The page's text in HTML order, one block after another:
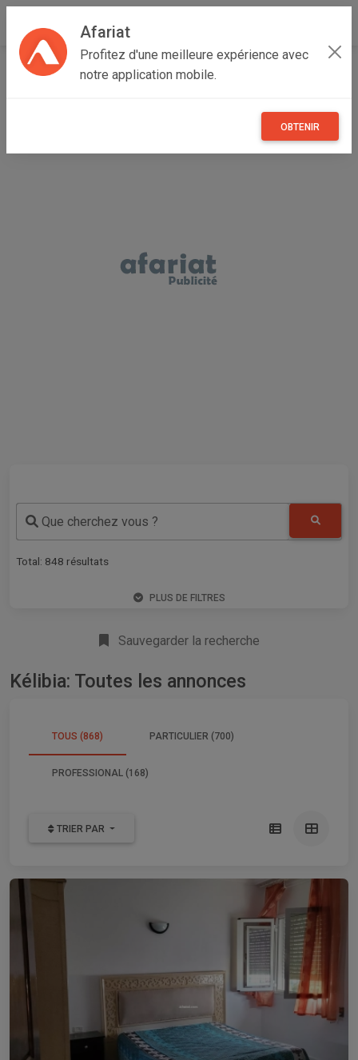
Afariat
Profitez d'une meilleure expérience avec
notre application mobile.
OBTENIR
Accueil Recherche Cap bon - Sahel
Que cherchez vous ?
Total: 848 résultats
PLUS DE FILTRES
Sauvegarder la recherche
Kélibia: Toutes les annonces
TOUS (868) PARTICULIER (700)
PROFESSIONAL (168)
TRIER PAR